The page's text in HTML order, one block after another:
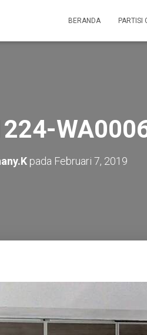
BERANDA PARTISI
pada Februari 7, 2019